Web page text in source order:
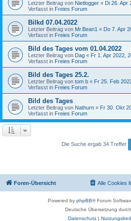
Letzter Beitrag von Nietlogger « Di 26. Apr
Verfasst in Freies Forum
Bilkd 07.04.2022
Letzter Beitrag von Mr.Bean1 « Do 7. Apr
Verfasst in Freies Forum
Bild des Tages vom 01.04.2022
Letzter Beitrag von Dag « Fr 1. Apr 2022,
Verfasst in Freies Forum
Bild des Tages 25.2.
Letzter Beitrag von tom b « Fr 25. Feb
Verfasst in Freies Forum
Bild des Tages
Letzter Beitrag von Nathurn « Fr 30. Okt
Verfasst in Freies Forum
Die Suche ergab 34 Treffer
Foren-Übersicht Alle Cookies
Powered by phpBB® Forum
Deutsche Übersetzung durch
Datenschutz|